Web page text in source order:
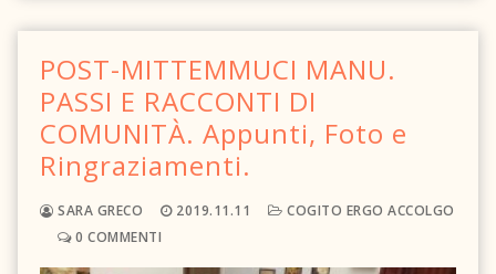
Circolo Sikanamente
POST-MITTEMMUCI MANU.
PASSI E RACCONTI DI
COMUNITÀ. Appunti, Foto e
Ringraziamenti.
SARA GRECO 2019.11.11
COGITO ERGO ACCOLGO
0 COMMENTI